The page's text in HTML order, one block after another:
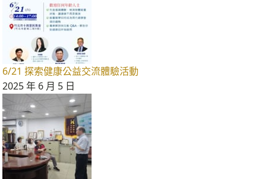
6/21 探索健康公益交流體驗活動
2025 年 6 月 5 日